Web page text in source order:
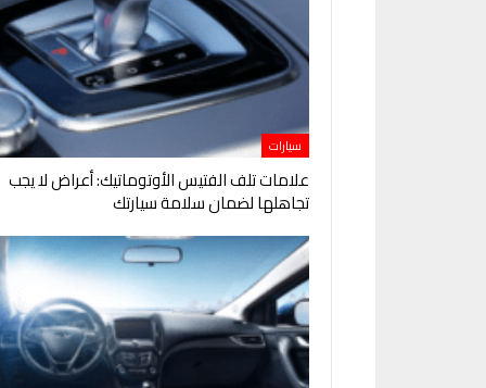
سيارات
علامات تلف الفتيس الأوتوماتيك: أعراض لا يجب
تجاهلها لضمان سلامة سيارتك